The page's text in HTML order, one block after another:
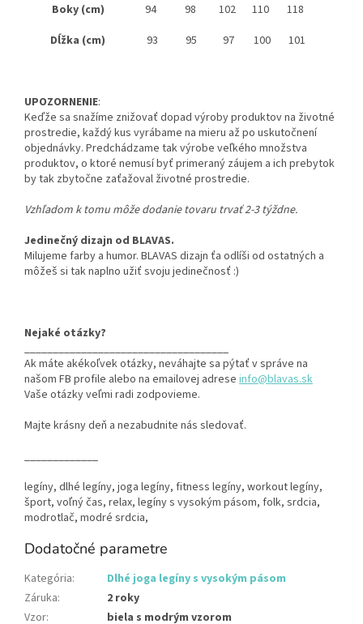
Boky (cm)
94 98 102 110
118
Dĺžka (cm)
93 95 97 100 101
UPOZORNENIE:
Keďže sa snažíme znižovať dopad výroby produktov na životné
prostredie, každý kus vyrábame na mieru až po uskutočnení
objednávky. Predchádzame tak výrobe veľkého množstva
produktov, o ktoré nemusí byť primeraný záujem a ich prebytok
by tak zbytočne zaťažoval životné prostredie.
Vzhľadom k tomu môže dodanie tovaru trvať 2-3 týždne.
Jedinečný dizajn od BLAVAS.
Milujeme farby a humor. BLAVAS dizajn ťa odlíši od ostatných a
môžeš si tak naplno užiť svoju jedinečnosť :)
Nejaké otázky?
Ak máte akékoľvek otázky, neváhajte sa pýtať v správe na
našom FB profile alebo na emailovej adrese info@blavas.sk
Vaše otázky veľmi radi zodpovieme.
Majte krásny deň a nezabudnite nás sledovať.
legíny, dlhé legíny, joga legíny, fitness legíny, workout legíny,
šport, voľný čas, relax, legíny s vysokým pásom, folk, srdcia,
modrotlač, modré srdcia,
Dodatočné parametre
Kategória:
Dlhé joga legíny s vysokým pásom
Záruka:
2 roky
Vzor: biela s modrým vzorom